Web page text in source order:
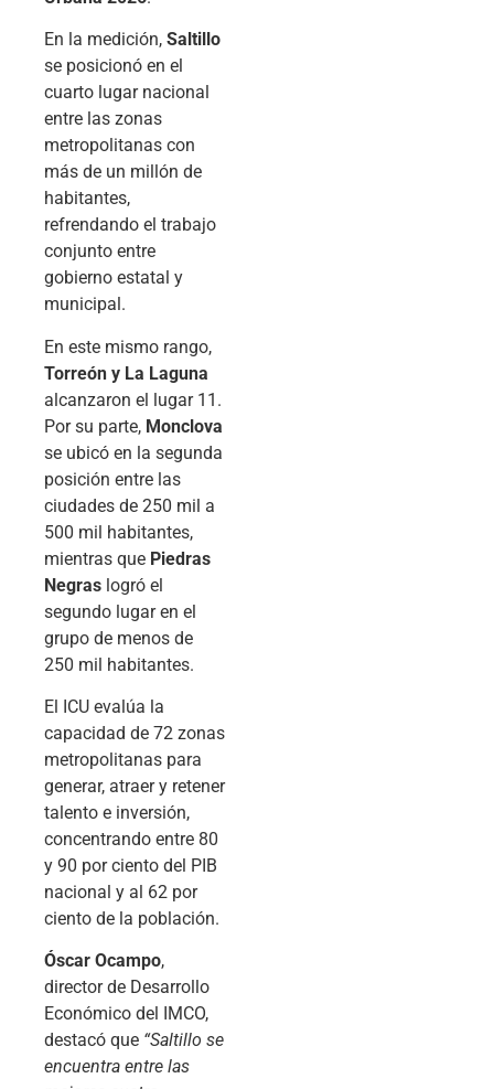
En la medición, Saltillo
se posicionó en el
cuarto lugar nacional
entre las zonas
metropolitanas con
más de un millón de
habitantes,
refrendando el trabajo
conjunto entre
gobierno estatal y
municipal.
En este mismo rango,
Torreón y La Laguna
alcanzaron el lugar 11.
Por su parte, Monclova
se ubicó en la segunda
posición entre las
ciudades de 250 mil a
500 mil habitantes,
mientras que Piedras
Negras logró el
segundo lugar en el
grupo de menos de
250 mil habitantes.
El ICU evalúa la
capacidad de 72 zonas
metropolitanas para
generar, atraer y retener
talento e inversión,
concentrando entre 80
y 90 por ciento del PIB
nacional y al 62 por
ciento de la población.
Óscar Ocampo,
director de Desarrollo
Económico del IMCO,
destacó que “Saltillo se
encuentra entre las